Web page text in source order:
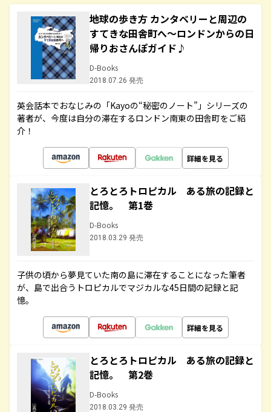
地球の歩き方 カンタベリーと周辺の
すてきな田舎町へ～ロンドンからの日
帰りおさんぽガイド♪
D-Books
2018.07.26 発売
英会話本でおなじみの「Kayoの“秘密のノート”」シリーズの
著者が、今度は自分の滞在するロンドン南東の田舎町をご紹
介！
詳細を見る
とろとろトロピカル ある旅の記録と
記憶。 第1巻
D-Books
2018.03.29 発売
子供の頃から夢見ていた南の島に滞在することになった筆者
が、島で出合うトロピカルでマジカルな45日間の記録と記
憶。
詳細を見る
とろとろトロピカル ある旅の記録と
記憶。 第2巻
D-Books
2018.03.29 発売